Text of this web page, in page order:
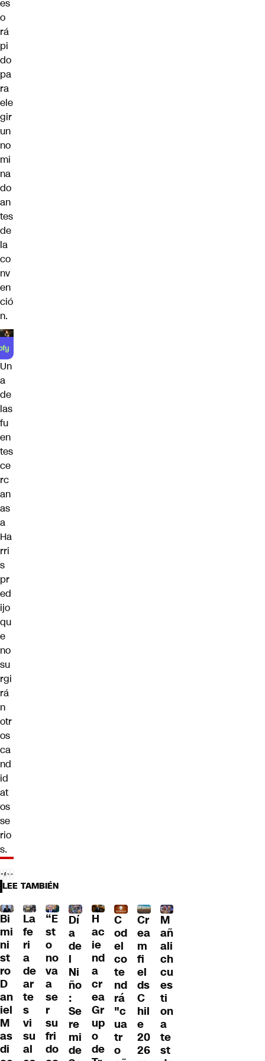
es
o
rá
pi
do
pa
ra
ele
gir
un
no
mi
na
do
an
tes
de
la
co
nv
en
ció
n.
Un
a
de
las
fu
en
tes
ce
rc
an
as
a
Ha
rri
s
pr
ed
ijo
qu
e
no
su
rgi
rá
n
otr
os
ca
nd
id
at
os
se
rio
s.
LEE TAMBIÉN
Bi
mi
ni
st
ro
D
an
iel
M
as
di
La
fe
ri
a
de
ar
te
s
vi
su
al
“E
st
o
no
va
a
se
r
su
fri
do
Dí
a
de
l
Ni
ño
:
Se
re
mi
de
H
ac
ie
nd
a
cr
ea
Gr
up
o
de
C
od
el
co
te
nd
rá
"c
ua
tr
o
Cr
ea
m
fi
el
ds
C
hil
e
20
26
M
añ
ali
ch
cu
es
ti
on
a
te
st